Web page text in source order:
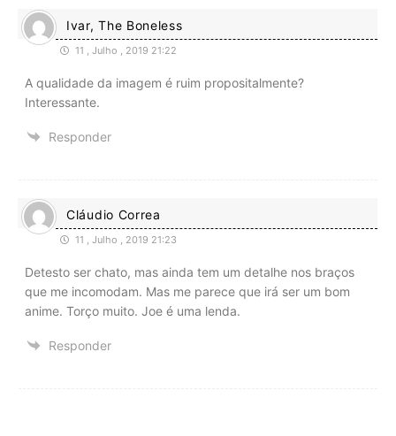
Ivar, The Boneless
11 , Julho , 2019 21:22
A qualidade da imagem é ruim propositalmente?
Interessante.
Responder
Cláudio Correa
11 , Julho , 2019 21:23
Detesto ser chato, mas ainda tem um detalhe nos braços
que me incomodam. Mas me parece que irá ser um bom
anime. Torço muito. Joe é uma lenda.
Responder